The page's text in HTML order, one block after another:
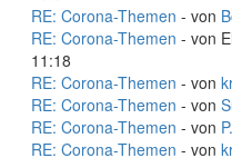
RE: Corona-Themen - von
RE: Corona-Themen - von
11:18
RE: Corona-Themen - von
RE: Corona-Themen - von
RE: Corona-Themen - von
RE: Corona-Themen - von